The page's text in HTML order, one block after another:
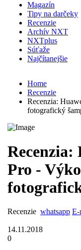
Magazín
Tipy na darčeky
Recenzie
Archív NXT
NXTplus
Súťaže
Najčítanejšie
Home
Recenzie
Recenzia:
fotografický
Recenzia:
Pro -
Recenzie whatsapp E-
14.11.2018
0